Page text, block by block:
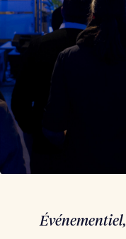
Événementiel,